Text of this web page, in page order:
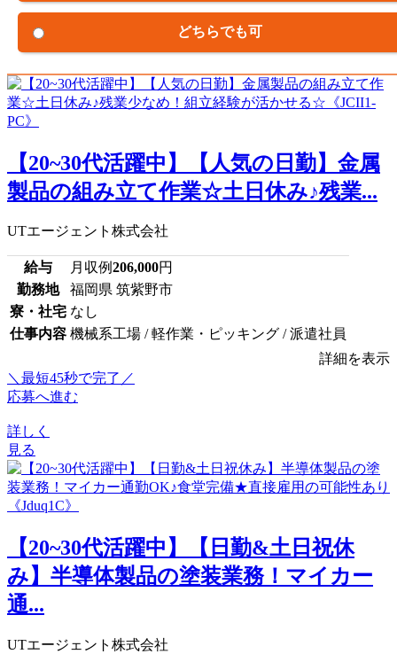
どちらでも可
【20~30代活躍中】【人気の日勤】金属
製品の組み立て作業☆土日休み♪残業...
UTエージェント株式会社
給与 月収例206,000円
勤務地
福岡県 筑紫野市
寮・社宅 なし
仕事内容 機械系工場 / 軽作業・ピッキング / 派遣社員
詳細を表示
＼最短45秒で完了／
応募へ進む
詳しく
見る
【20~30代活躍中】【日勤&土日祝休
み】半導体製品の塗装業務！マイカー
通...
UTエージェント株式会社